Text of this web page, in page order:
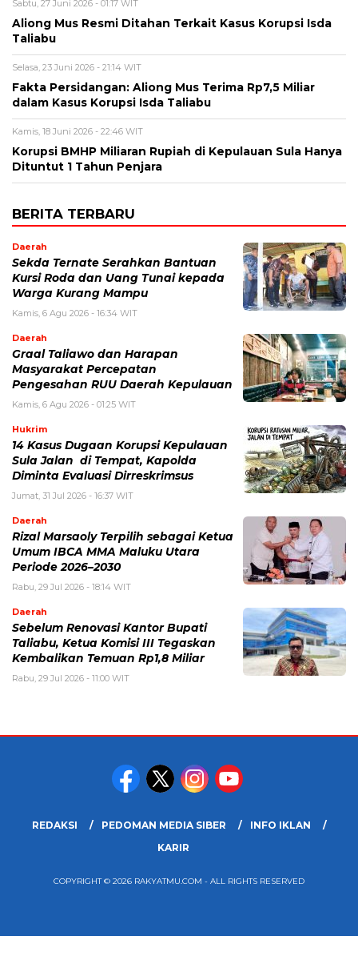
Sabtu, 27 Juni 2026 - 01:17 WIT
Aliong Mus Resmi Ditahan Terkait Kasus Korupsi Isda
Taliabu
Selasa, 23 Juni 2026 - 21:14 WIT
Fakta Persidangan: Aliong Mus Terima Rp7,5 Miliar
dalam Kasus Korupsi Isda Taliabu
Kamis, 18 Juni 2026 - 22:46 WIT
Korupsi BMHP Miliaran Rupiah di Kepulauan Sula Hanya
Dituntut 1 Tahun Penjara
BERITA TERBARU
Daerah
Sekda Ternate Serahkan Bantuan
Kursi Roda dan Uang Tunai kepada
Warga Kurang Mampu
Kamis, 6 Agu 2026 - 16:34 WIT
Daerah
Graal Taliawo dan Harapan
Masyarakat Percepatan
Pengesahan RUU Daerah Kepulauan
Kamis, 6 Agu 2026 - 01:25 WIT
Hukrim
14 Kasus Dugaan Korupsi Kepulauan
Sula Jalan di Tempat, Kapolda
Diminta Evaluasi Dirreskrimsus
Jumat, 31 Jul 2026 - 16:37 WIT
Daerah
Rizal Marsaoly Terpilih sebagai Ketua
Umum IBCA MMA Maluku Utara
Periode 2026–2030
Rabu, 29 Jul 2026 - 18:14 WIT
Daerah
Sebelum Renovasi Kantor Bupati
Taliabu, Ketua Komisi III Tegaskan
Kembalikan Temuan Rp1,8 Miliar
Rabu, 29 Jul 2026 - 11:00 WIT
REDAKSI PEDOMAN MEDIA SIBER
INFO IKLAN
KARIR
COPYRIGHT © 2026 RAKYATMU.COM - ALL RIGHTS RESERVED